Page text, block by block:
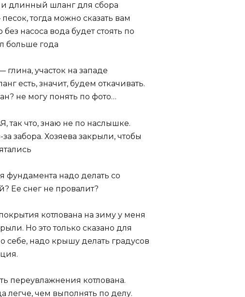
и длинный шланг для сбора
тогда можно сказать вам
насоса вода будет стоять по
больше года
участок на западе
есть, значит, будем откачивать.
не могу понять по фото…
так что, знаю не по наслышке.
забора. Хозяева закрыли, чтобы
фундамента надо делать со
Ее снег не провалит?
котлована на зиму у меня
Но это только сказано для
себе, надо крышу делать градусов
переувлажнения котлована.
легче, чем выполнять по делу.